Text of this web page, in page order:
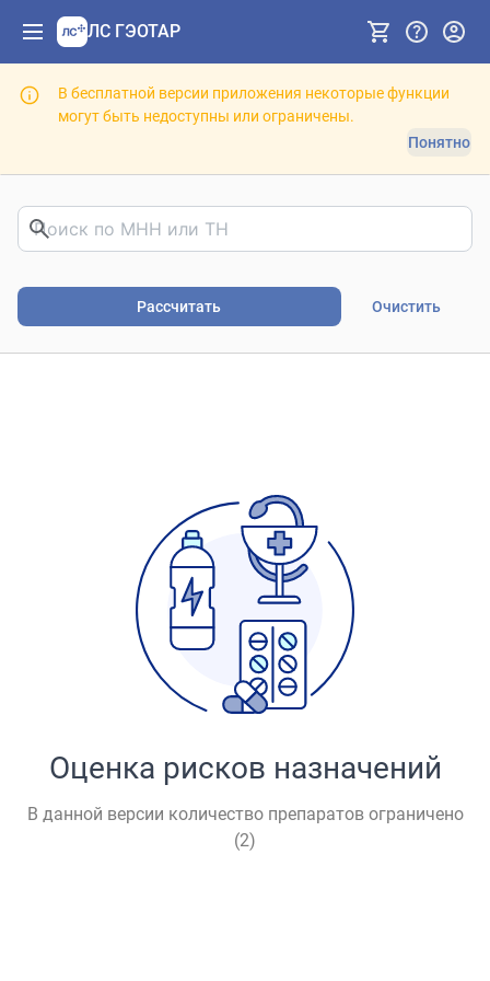
ЛС ГЭОТАР
В бесплатной версии приложения некоторые функции
могут быть недоступны или ограничены.
Понятно
Рассчитать Очистить
Риски фармакотерапии.
Оценка рисков назначений
В данной версии количество препаратов ограничено
(2)